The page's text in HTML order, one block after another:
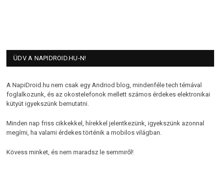
ÜDV A NAPIDROID.HU-N!
A NapiDroid.hu nem csak egy Andriod blog, mindenféle tech témával
foglalkozunk, és az okostelefonok mellett számos érdekes elektronikai
kütyüt igyekszünk bemutatni.
Minden nap friss cikkekkel, hírekkel jelentkezünk, igyekszünk azonnal
megírni, ha valami érdekes történik a mobilos világban.
Kövess minket, és nem maradsz le semmiről!